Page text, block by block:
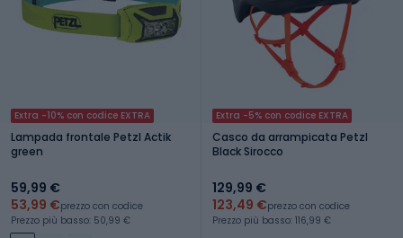
Extra -10% con codice EXTRA
Lampada frontale Petzl Actik
green
59,99 €
53,99 €prezzo con codice
Prezzo più basso: 50,99 €
Extra -5% con codice EXTRA
Casco da arrampicata Petzl
Black Sirocco
129,99 €
123,49 €prezzo con codice
Prezzo più basso: 116,99 €